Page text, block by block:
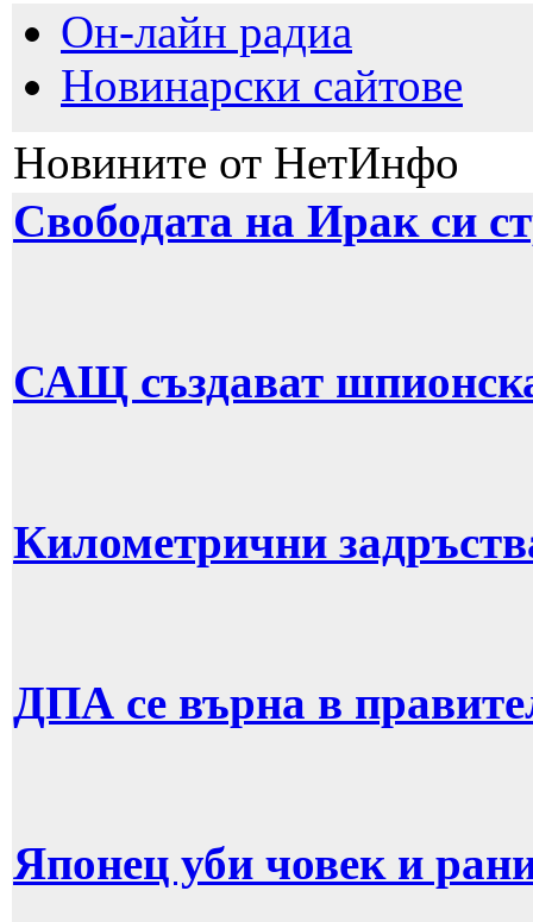
Он-лайн радиа
Новинарски сайтове
Новините от НетИнфо
Свободата на Ирак си
САЩ създават
Километрични
ДПА се върна в
Японец уби човек и